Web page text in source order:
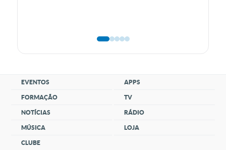
EVENTOS
FORMAÇÃO
NOTÍCIAS
MÚSICA
CLUBE
APPS
TV
RÁDIO
LOJA